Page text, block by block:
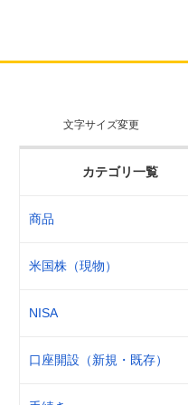
文字サイズ変更
カテゴリ一覧
商品
米国株（現物）
NISA
口座開設（新規・既存）